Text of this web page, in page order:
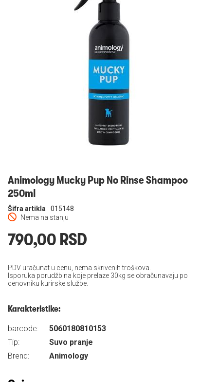
Animology Mucky Pup No Rinse Shampoo
250ml
Nema na stanju
Šifra artikla 015148
790,00 RSD
PDV uračunat u cenu, nema skrivenih troškova.
Isporuka porudžbina koje prelaze 30kg se obračunavaju po
cenovniku kurirske službe.
Karakteristike:
barcode:
5060180810153
Tip:
Suvo pranje
Brend:
Animology